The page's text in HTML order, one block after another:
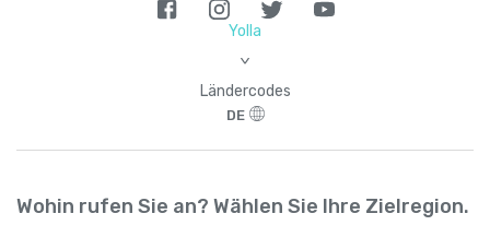
Yolla
>
Ländercodes
DE
Wohin rufen Sie an? Wählen Sie Ihre Zielregion.